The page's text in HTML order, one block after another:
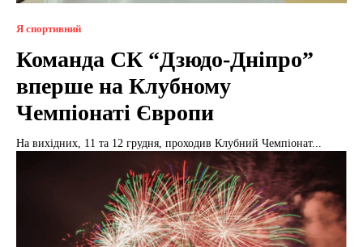
Я спортивний
Команда СК “Дзюдо-Дніпро”
вперше на Клубному
Чемпіонаті Європи
На вихідних, 11 та 12 грудня, проходив Клубний Чемпіонат...